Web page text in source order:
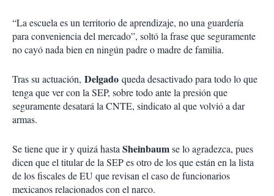
“La escuela es un territorio de aprendizaje, no una guardería
para conveniencia del mercado”, soltó la frase que seguramente
no cayó nada bien en ningún padre o madre de familia.
Tras su actuación, Delgado queda desactivado para todo lo que
tenga que ver con la SEP, sobre todo ante la presión que
seguramente desatará la CNTE, sindicato al que volvió a dar
armas.
Se tiene que ir y quizá hasta Sheinbaumse lo agradezca, pues
dicen que el titular de la SEP es otro de los que están en la lista
de los fiscales de EU que revisan el caso de funcionarios
mexicanos relacionados con el narco.